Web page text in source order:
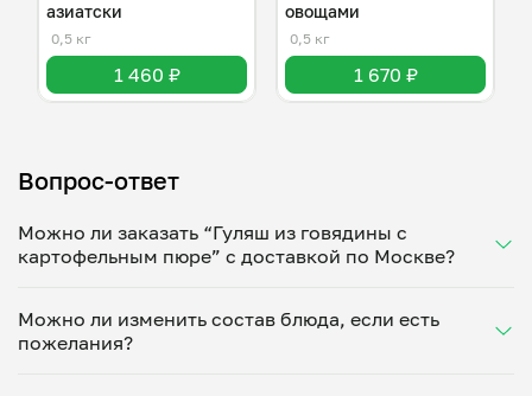
азиатски
0,5 кг
1 460 ₽
овощами
0,5 кг
1 670 ₽
Вопрос-ответ
Можно ли заказать “Гуляш из говядины с
картофельным пюре” с доставкой по Москве?
Укажите удобное время — и получите свежее
домашнее блюдо в большой порции прямо с плиты.
Можно ли изменить состав блюда, если есть
пожелания?